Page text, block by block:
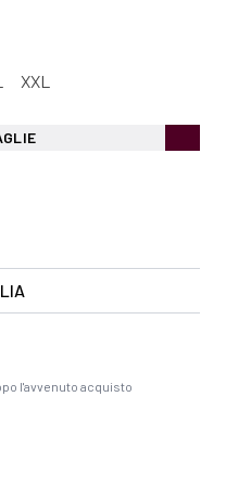
XXL
l'avvenuto acquisto